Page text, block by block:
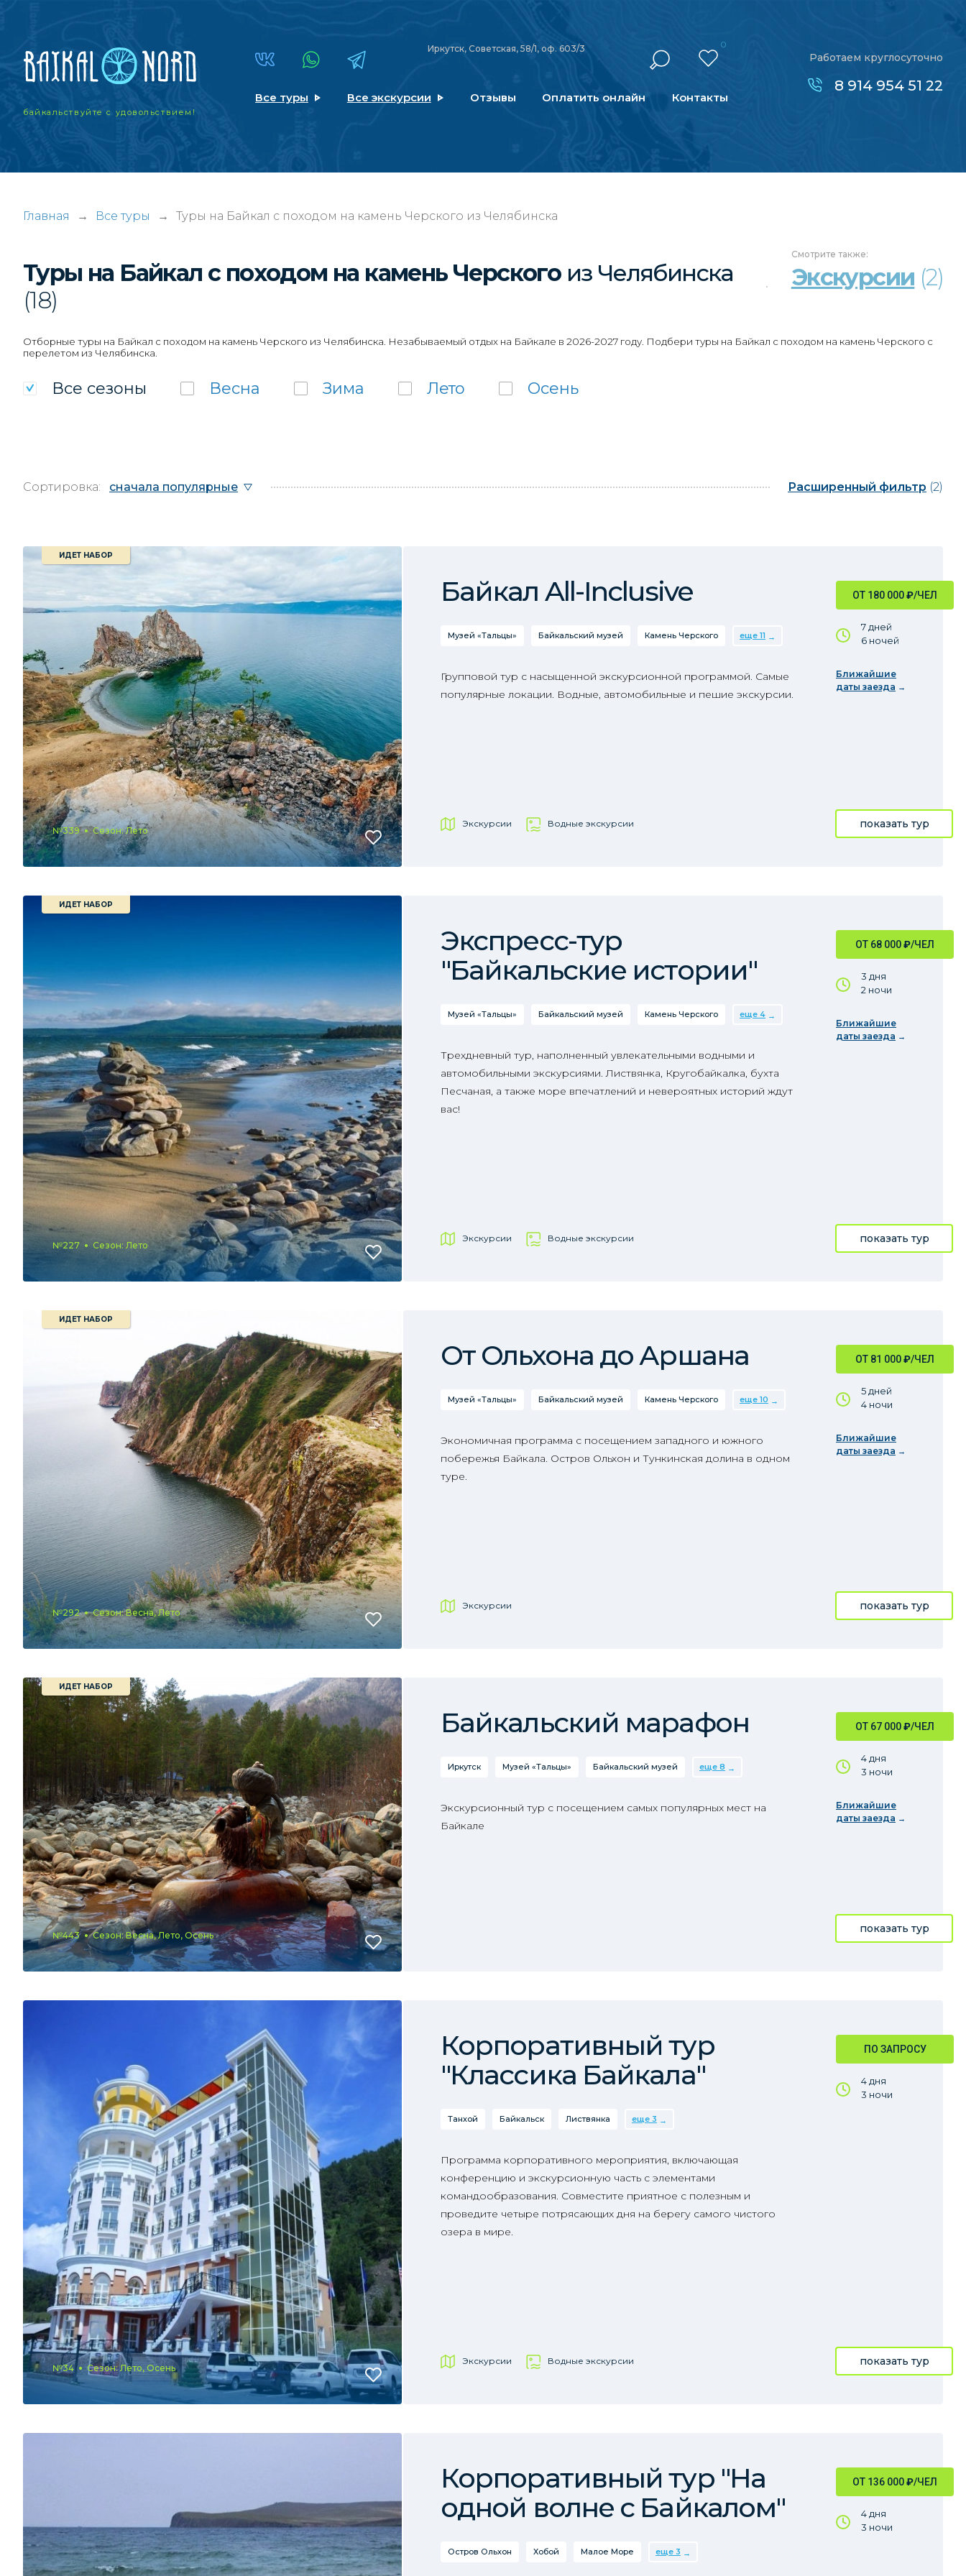
байкальствуйтес удовольствием!
Иркутск, Советская, 58/1, оф. 603/3 0
Все туры Все экскурсии Отзывы Оплатить онлайн Контакты
Работаем круглосуточно
8 914 954 51 22
Главная → Все туры → Туры на Байкал с походом на камень Черского из Челябинска
Туры на Байкал с походом на камень Черского из Челябинска
(18)
Смотрите также:
Экскурсии (2)
Отборные туры на Байкал с походом на камень Черского из Челябинска. Незабываемый отдых на Байкале в 2026-2027 году. Подбери туры на Байкал с походом на камень Черского с
перелетом из Челябинска.
Все сезоны Весна Зима Лето Осень
Сортировка: сначала популярные Расширенный фильтр (2)
ИДЕТ НАБОР
№339 Сезон: Лето
ОТ 180 000₽/ЧЕЛ
7 дней
6 ночей
Ближайшие
даты заезда
Байкал All-Inclusive
Музей «Тальцы» Байкальский музей Камень Черского еще 11
Групповой тур с насыщенной экскурсионной программой. Самые
популярные локации. Водные, автомобильные и пешие экскурсии.
Экскурсии Водные экскурсии показать тур
ИДЕТ НАБОР
№227 Сезон: Лето
ОТ 68 000₽/ЧЕЛ
3 дня
2 ночи
Ближайшие
даты заезда
Экспресс-тур
"Байкальские истории"
Музей «Тальцы» Байкальский музей Камень Черского еще 4
Трехдневный тур, наполненный увлекательными водными и
автомобильными экскурсиями. Листвянка, Кругобайкалка, бухта
Песчаная, а также море впечатлений и невероятных историй ждут
вас!
Экскурсии Водные экскурсии показать тур
ИДЕТ НАБОР
№292 Сезон: Весна, Лето
ОТ 81 000₽/ЧЕЛ
5 дней
4 ночи
Ближайшие
даты заезда
От Ольхона до Аршана
Музей «Тальцы» Байкальский музей Камень Черского еще 10
Экономичная программа с посещением западного и южного
побережья Байкала. Остров Ольхон и Тункинская долина в одном
туре.
Экскурсии показать тур
ИДЕТ НАБОР
№443 Сезон: Весна, Лето, Осень
ОТ 67 000₽/ЧЕЛ
4 дня
3 ночи
Ближайшие
даты заезда
Байкальский марафон
Иркутск Музей «Тальцы» Байкальский музей еще 8
Экскурсионный тур с посещением самых популярных мест на
Байкале
показать тур
№34 Сезон: Лето, Осень
ПО ЗАПРОСУ
4 дня
3 ночи
Корпоративный тур
"Классика Байкала"
Танхой Байкальск Листвянка еще 3
Программа корпоративного мероприятия, включающая
конференцию и экскурсионную часть с элементами
командообразования. Совместите приятное с полезным и
проведите четыре потрясающих дня на берегу самого чистого
озера в мире.
Экскурсии Водные экскурсии показать тур
ОТ 136 000₽/ЧЕЛ
4 дня
3 ночи
Корпоративный тур "На
одной волне с Байкалом"
Остров Ольхон Хобой Малое Море еще 3